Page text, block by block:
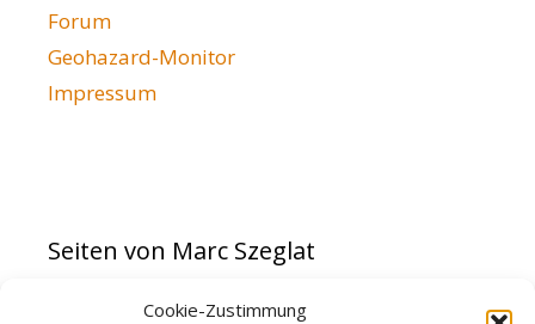
Cookie-Zustimmung
Forum
Geohazard-Monitor
Impressum
Seiten von Marc Szeglat